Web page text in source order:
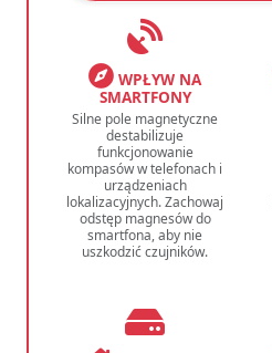
WPŁYW NA
SMARTFONY
Silne pole magnetyczne
destabilizuje
funkcjonowanie
kompasów w telefonach i
urządzeniach
lokalizacyjnych. Zachowaj
odstęp magnesów do
smartfona, aby nie
uszkodzić czujników.